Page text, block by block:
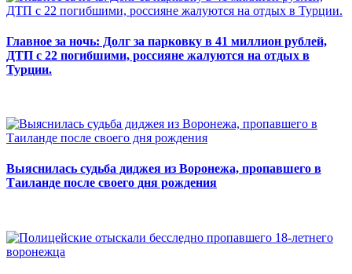
Главное за ночь: Долг за парковку в 41 миллион рублей,
ДТП с 22 погибшими, россияне жалуются на отдых в
Турции.
Выяснилась судьба диджея из Воронежа, пропавшего в
Таиланде после своего дня рождения